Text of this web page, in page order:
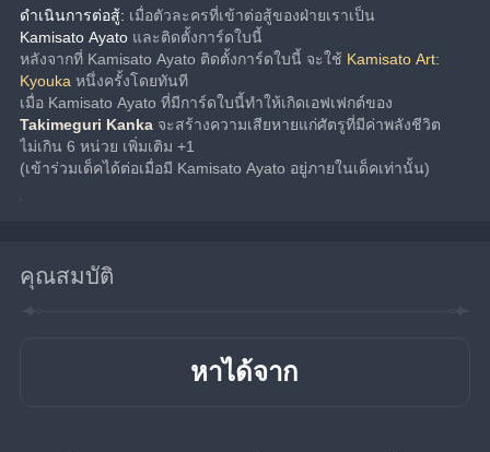
ดำเนินการต่อสู้:
Kamisato Ayato และติดตั้งการ์ดใบนี้
หลังจากที่ Kamisato Ayato ติดตั้งการ์ดใบนี้ จะใช้ Kamisato Art:
Kyouka หนึ่งครั้งโดยทันที
Takimeguri Kanka จะสร้างความเสียหายแก่ศัตรูที่มีค่าพลังชีวิต
ไม่เกิน 6 หน่วย เพิ่มเติม +1
(เข้าร่วมเด็คได้ต่อเมื่อมี Kamisato Ayato อยู่ภายในเด็คเท่านั้น)
คุณสมบัติ
หาได้จาก